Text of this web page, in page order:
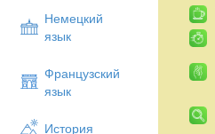
Немецкий
язык
Французский
язык
История